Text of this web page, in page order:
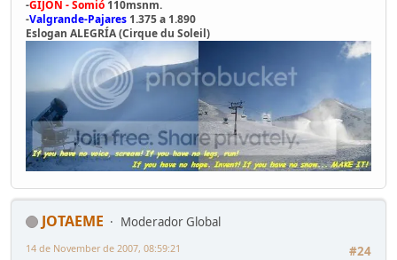
-GIJÓN - Somió 110msnm.
-Valgrande-Pajares 1.375 a 1.890
Eslogan ALEGRÍA (Cirque du Soleil)
JOTAEME
Moderador Global
#24
14 de November de 2007, 08:59:21